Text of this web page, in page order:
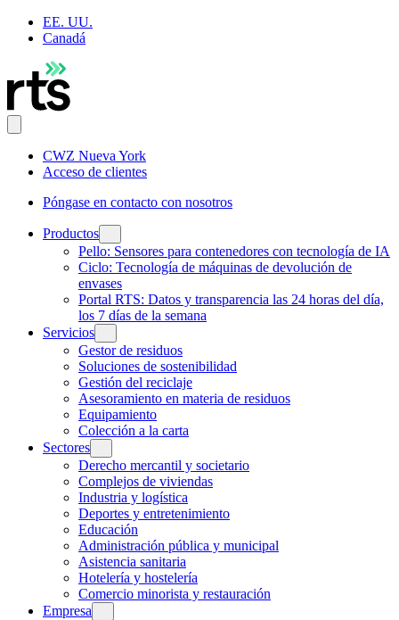
EE. UU.
Canadá
CWZ Nueva York
Acceso de clientes
Póngase en contacto con nosotros
Productos
Pello: Sensores para contenedores con tecnología de IA
Ciclo: Tecnología de máquinas de devolución de
envases
Portal RTS: Datos y transparencia las 24 horas del día,
los 7 días de la semana
Servicios
Gestor de residuos
Soluciones de sostenibilidad
Gestión del reciclaje
Asesoramiento en materia de residuos
Equipamiento
Colección a la carta
Sectores
Derecho mercantil y societario
Complejos de viviendas
Industria y logística
Deportes y entretenimiento
Educación
Administración pública y municipal
Asistencia sanitaria
Hotelería y hostelería
Comercio minorista y restauración
Empresa